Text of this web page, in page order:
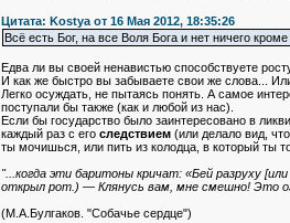
Цитата: Kostya от 16 Мая 2012, 18:35:26
Всё есть Бог, на все Воля Бога и нет ничего
Едва ли вы своей ненавистью способствуете
И как же быстро вы забываете свои же слова...
Легко осуждать, не пытаясь понять. А самое
поступали бы также (как и любой из нас).
Если бы государство было заинтересовано в
каждый раз с его следствием(или делало вид,
ты мочишься, или пить из колодца, в который ты
"...когда эти баритоны кричат: «Бей разруху
открыл рот.) — Клянусь вам, мне смешно! Это
(М.А.Булгаков. "Собачье сердце")